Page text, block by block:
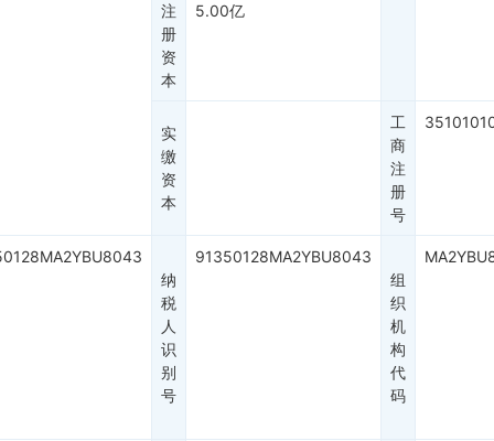
注
册
资
本
5.00亿
实
缴
资
本
工
商
注
册
号
纳
税
人
识
别
号
91350128MA2YBU8043
组
织
机
构
代
码